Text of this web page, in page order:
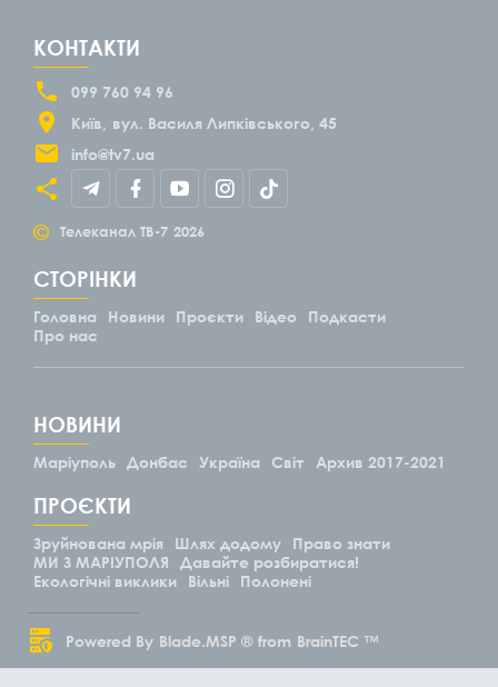
КОНТАКТИ
099 760 94 96
Київ
вул. Василя Липківського, 45
info@tv7.ua
© Телеканал ТВ-7 2026
СТОРІНКИ
Головна Новини Проєкти Відео
Подкасти
Про нас
НОВИНИ
Маріуполь Донбас Україна Світ Архив 2017-2021
ПРОЄКТИ
Зруйнована мрія Шлях додому
Право знати
МИ З МАРІУПОЛЯ
Давайте розбиратися!
Екологічні виклики
Вільні Полонені
Powered By Blade.MSP ® from BrainTEC ™